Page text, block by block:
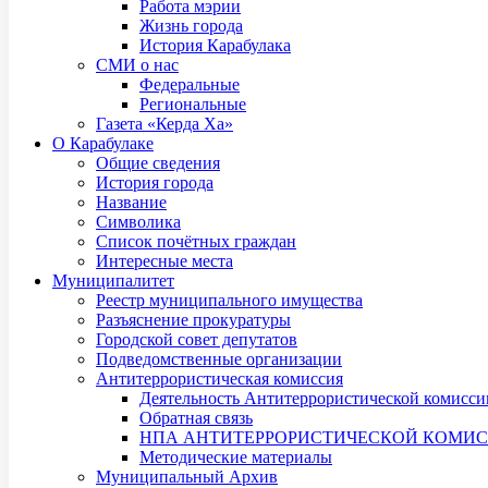
Работа мэрии
Жизнь города
История Карабулака
СМИ о нас
Федеральные
Региональные
Газета «Керда Ха»
О Карабулаке
Общие сведения
История города
Название
Символика
Список почётных граждан
Интересные места
Муниципалитет
Реестр муниципального имущества
Разъяснение прокуратуры
Городской совет депутатов
Подведомственные организации
Антитеррористическая комиссия
Деятельность Антитеррористической
Обратная связь
НПА АНТИТЕРРОРИСТИЧЕСКОЙ
Методические материалы
Муниципальный Архив